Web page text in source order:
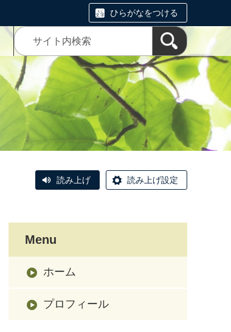
ひらがなをつける
読み上げ 読み上げ設定
Menu
ホーム
プロフィール